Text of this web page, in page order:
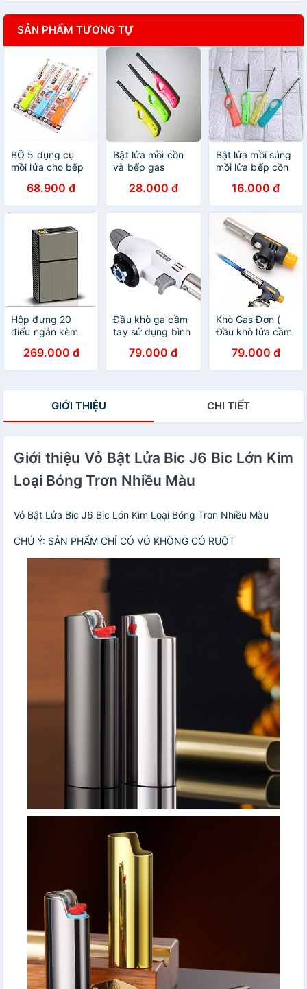
SẢN PHẨM TƯƠNG TỰ
BỘ 5 dụng cụ
mồi lửa cho bếp
gọn, tiện dụng
68.900 đ
Bật lửa mồi cồn
và bếp gas
28.000 đ
Bật lửa mồi súng
mồi lửa bếp cồn
16.000 đ
Hộp đựng 20
điếu ngắn kèm
mưa thoải mái
làm quà tặng
269.000 đ
Đầu khò ga cầm
tay sử dụng bình
79.000 đ
Khò Gas Đơn (
Đầu khò lửa cầm
gas mini Tiện
Dụng )
79.000 đ
GIỚI THIỆU CHI TIẾT
Giới thiệu Vỏ Bật Lửa Bic J6 Bic Lớn Kim
Loại Bóng Trơn Nhiều Màu
Vỏ Bật Lửa Bic J6 Bic Lớn Kim Loại Bóng Trơn Nhiều Màu
CHÚ Ý: SẢN PHẨM CHỈ CÓ VỎ KHÔNG CÓ RUỘT